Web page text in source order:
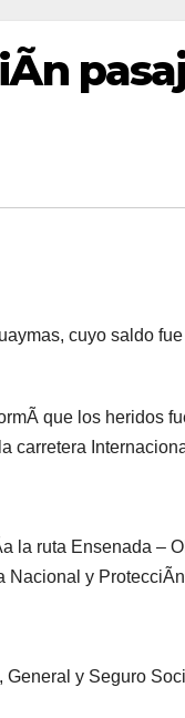
cuyo saldo
que los heridos
carretera
la ruta Ensenada –
Nacional y
y Seguro